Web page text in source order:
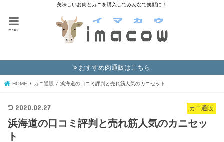
美味しいお肉とカニを購入してみんなで笑顔に！
menu
おすすめ肉通販はこちら
HOME カニ通販 浜海道の口コミ評判と売れ筋人気のカニセット
カニ通販
2020.02.27
浜海道の口コミ評判と売れ筋人気のカニセッ
ト